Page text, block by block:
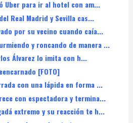
Uber para ir al hotel con am...
Real Madrid y Sevilla cas...
por su vecino cuando caía...
y roncando de manera ...
Álvarez lo imita con h...
[FOTO]
con una lápida en forma ...
con espectadora y termina...
extremo y su reacción te h...